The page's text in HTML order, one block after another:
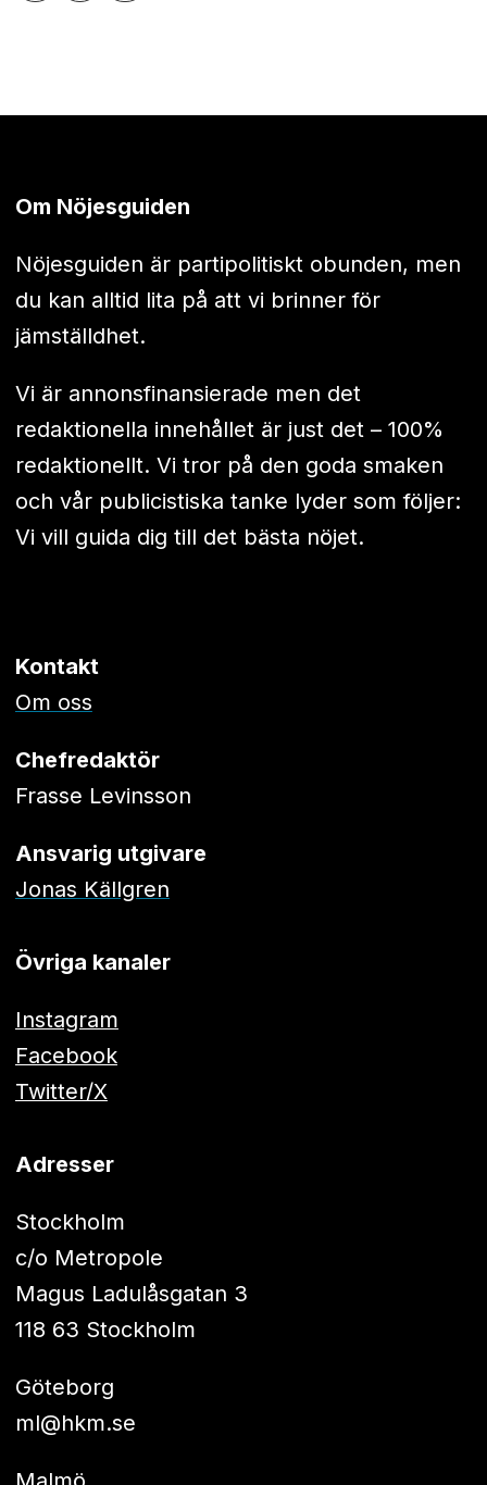
Om Nöjesguiden
Nöjesguiden är partipolitiskt obunden, men
du kan alltid lita på att vi brinner för
jämställdhet.
Vi är annonsfinansierade men det
redaktionella innehållet är just det – 100%
redaktionellt. Vi tror på den goda smaken
och vår publicistiska tanke lyder som följer:
Vi vill guida dig till det bästa nöjet.
Kontakt
Om oss
Chefredaktör
Frasse Levinsson
Ansvarig utgivare
Jonas Källgren
Övriga kanaler
Instagram
Facebook
Twitter/X
Adresser
Stockholm
c/o Metropole
Magus Ladulåsgatan 3
118 63 Stockholm
Göteborg
ml@hkm.se